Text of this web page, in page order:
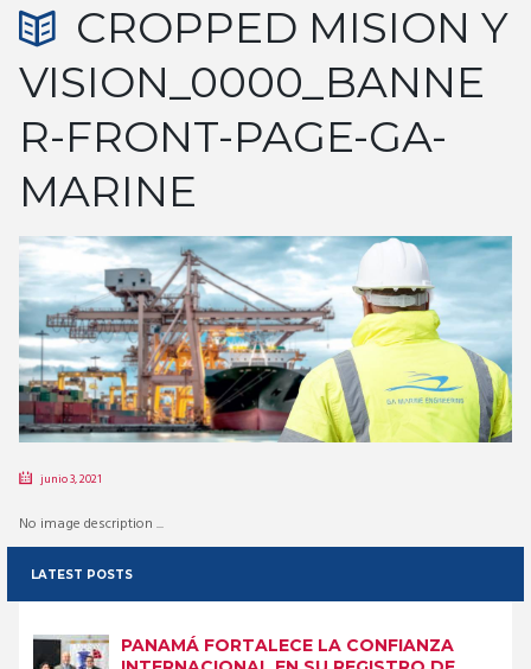
CROPPED MISION Y
VISION_0000_BANNE
R-FRONT-PAGE-GA-
MARINE
junio 3, 2021
No image description ...
LATEST POSTS
PANAMÁ FORTALECE LA CONFIANZA